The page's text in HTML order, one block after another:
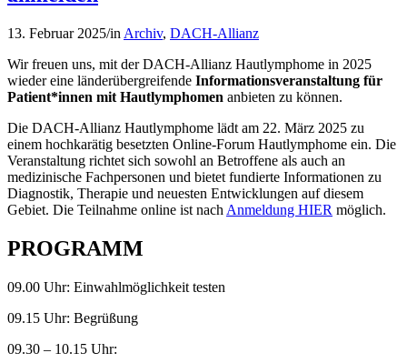
13. Februar 2025/in Archiv, DACH-Allianz
Wir freuen uns, mit der DACH-Allianz Hautlymphome in 2025
wieder eine länderübergreifende Informationsveranstaltung für
Patient*innen mit Hautlymphomen anbieten zu können.
Die DACH-Allianz Hautlymphome lädt am 22. März 2025 zu
einem hochkarätig besetzten Online-Forum Hautlymphome ein. Die
Veranstaltung richtet sich sowohl an Betroffene als auch an
medizinische Fachpersonen und bietet fundierte Informationen zu
Diagnostik, Therapie und neuesten Entwicklungen auf diesem
Gebiet. Die Teilnahme online ist nach Anmeldung HIER möglich.
PROGRAMM
09.00 Uhr: Einwahlmöglichkeit testen
09.15 Uhr: Begrüßung
09.30 – 10.15 Uhr: